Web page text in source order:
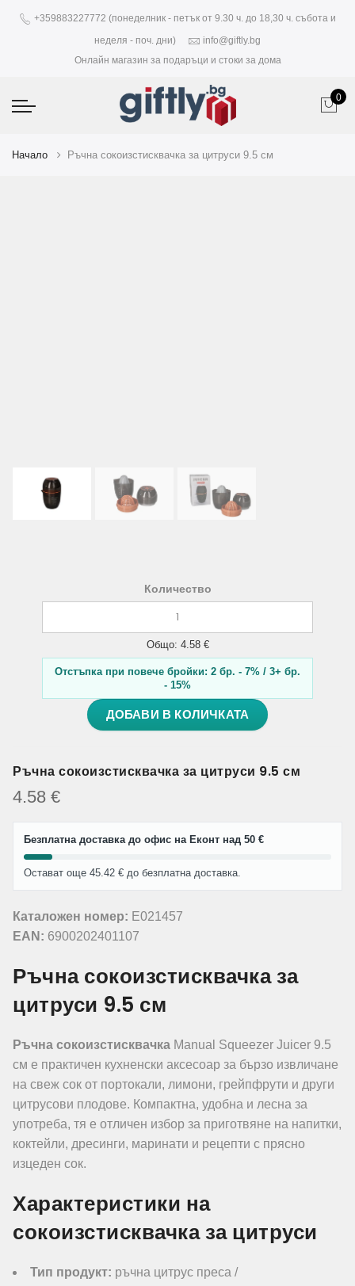
+359883227772 (понеделник - петък от 9.30 ч. до 18,30 ч. събота и
неделя - поч. дни)
info@giftly.bg
Онлайн магазин за подаръци и стоки за дома
0
Начало Ръчна сокоизстисквачка за цитруси 9.5 см
Количество
Общо: 4.58 €
Отстъпка при повече бройки: 2 бр. - 7% / 3+ бр.
- 15%
ДОБАВИ В КОЛИЧКАТА
Ръчна сокоизстисквачка за цитруси 9.5 см
4.58 €
Безплатна доставка до офис на Еконт над 50 €
Остават още 45.42 € до безплатна доставка.
Каталожен номер: E021457
EAN: 6900202401107
Ръчна сокоизстисквачка за
цитруси 9.5 см
Ръчна сокоизстисквачка Manual Squeezer Juicer 9.5
см е практичен кухненски аксесоар за бързо извличане
на свеж сок от портокали, лимони, грейпфрути и други
цитрусови плодове. Компактна, удобна и лесна за
употреба, тя е отличен избор за приготвяне на напитки,
коктейли, дресинги, маринати и рецепти с прясно
изцеден сок.
Характеристики на
сокоизстисквачка за цитруси
Тип продукт: ръчна цитрус преса /